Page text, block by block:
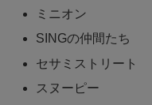
ミニオン
SINGの仲間たち
セサミストリート
スヌーピー